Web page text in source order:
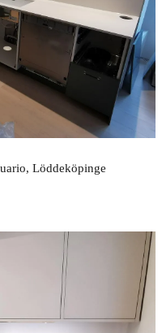
Löddeköpinge